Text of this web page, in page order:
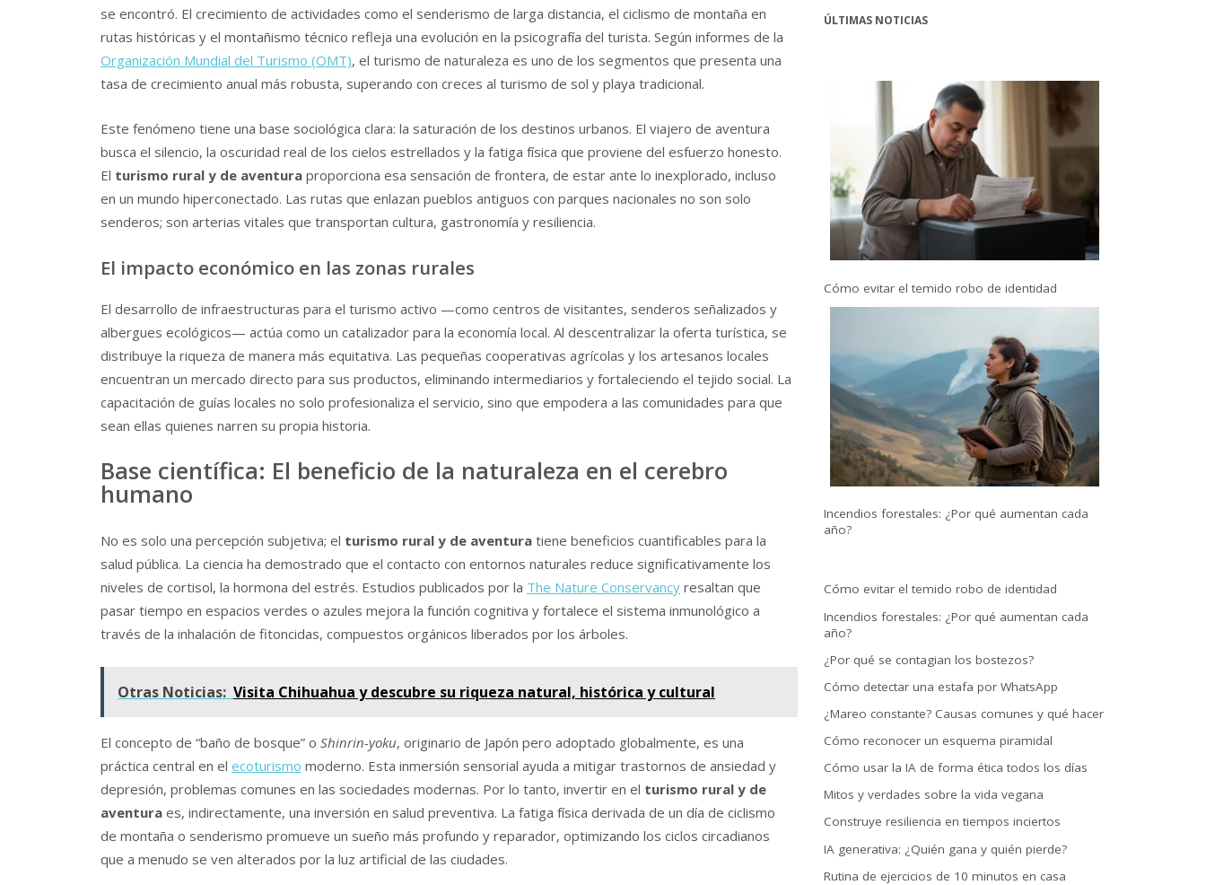
se encontró. El crecimiento de actividades como el senderismo de larga distancia, el ciclismo de montaña en
rutas históricas y el montañismo técnico refleja una evolución en la psicografía del turista. Según informes de la
Organización Mundial del Turismo (OMT), el turismo de naturaleza es uno de los segmentos que presenta una
tasa de crecimiento anual más robusta, superando con creces al turismo de sol y playa tradicional.
Este fenómeno tiene una base sociológica clara: la saturación de los destinos urbanos. El viajero de aventura
busca el silencio, la oscuridad real de los cielos estrellados y la fatiga física que proviene del esfuerzo honesto.
El turismo rural y de aventura proporciona esa sensación de frontera, de estar ante lo inexplorado, incluso
en un mundo hiperconectado. Las rutas que enlazan pueblos antiguos con parques nacionales no son solo
senderos; son arterias vitales que transportan cultura, gastronomía y resiliencia.
El impacto económico en las zonas rurales
El desarrollo de infraestructuras para el turismo activo —como centros de visitantes, senderos señalizados y
albergues ecológicos— actúa como un catalizador para la economía local. Al descentralizar la oferta turística, se
distribuye la riqueza de manera más equitativa. Las pequeñas cooperativas agrícolas y los artesanos locales
encuentran un mercado directo para sus productos, eliminando intermediarios y fortaleciendo el tejido social. La
capacitación de guías locales no solo profesionaliza el servicio, sino que empodera a las comunidades para que
sean ellas quienes narren su propia historia.
Base científica: El beneficio de la naturaleza en el cerebro
humano
No es solo una percepción subjetiva; el turismo rural y de aventura tiene beneficios cuantificables para la
salud pública. La ciencia ha demostrado que el contacto con entornos naturales reduce significativamente los
niveles de cortisol, la hormona del estrés. Estudios publicados por la The Nature Conservancy resaltan que
pasar tiempo en espacios verdes o azules mejora la función cognitiva y fortalece el sistema inmunológico a
través de la inhalación de fitoncidas, compuestos orgánicos liberados por los árboles.
Otras Noticias: Visita Chihuahua y descubre su riqueza natural, histórica y cultural
El concepto de “baño de bosque” o Shinrin-yoku, originario de Japón pero adoptado globalmente, es una
práctica central en el ecoturismo moderno. Esta inmersión sensorial ayuda a mitigar trastornos de ansiedad y
depresión, problemas comunes en las sociedades modernas. Por lo tanto, invertir en el turismo rural y de
aventura es, indirectamente, una inversión en salud preventiva. La fatiga física derivada de un día de ciclismo
de montaña o senderismo promueve un sueño más profundo y reparador, optimizando los ciclos circadianos
que a menudo se ven alterados por la luz artificial de las ciudades.
ÚLTIMAS NOTICIAS
Cómo evitar el temido robo de identidad
Incendios forestales: ¿Por qué aumentan cada
año?
Cómo evitar el temido robo de identidad
Incendios forestales: ¿Por qué aumentan cada
año?
¿Por qué se contagian los bostezos?
Cómo detectar una estafa por WhatsApp
¿Mareo constante? Causas comunes y qué hacer
Cómo reconocer un esquema piramidal
Cómo usar la IA de forma ética todos los días
Mitos y verdades sobre la vida vegana
Construye resiliencia en tiempos inciertos
IA generativa: ¿Quién gana y quién pierde?
Rutina de ejercicios de 10 minutos en casa